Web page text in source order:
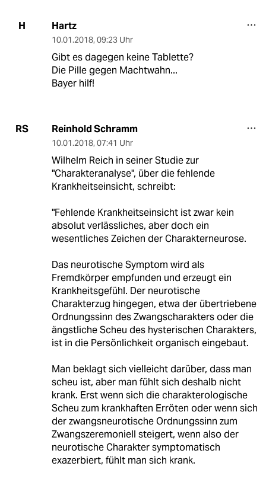
H Hartz
10.01.2018, 09:23 Uhr
Gibt es dagegen keine Tablette?
Die Pille gegen Machtwahn...
Bayer hilf!
RS Reinhold Schramm
10.01.2018, 07:41 Uhr
Wilhelm Reich in seiner Studie zur
"Charakteranalyse", über die fehlende
Krankheitseinsicht, schreibt:
"Fehlende Krankheitseinsicht ist zwar kein
absolut verlässliches, aber doch ein
wesentliches Zeichen der Charakterneurose.
Das neurotische Symptom wird als
Fremdkörper empfunden und erzeugt ein
Krankheitsgefühl. Der neurotische
Charakterzug hingegen, etwa der übertriebene
Ordnungssinn des Zwangscharakters oder die
ängstliche Scheu des hysterischen Charakters,
ist in die Persönlichkeit organisch eingebaut.
Man beklagt sich vielleicht darüber, dass man
scheu ist, aber man fühlt sich deshalb nicht
krank. Erst wenn sich die charakterologische
Scheu zum krankhaften Erröten oder wenn sich
der zwangsneurotische Ordnungssinn zum
Zwangszeremoniell steigert, wenn also der
neurotische Charakter symptomatisch
exazerbiert, fühlt man sich krank.